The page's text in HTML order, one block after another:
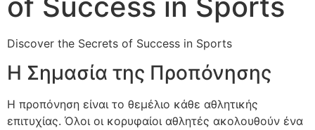
Discover the Secrets of Success in Sports
Η Σημασία της Προπόνησης
Η προπόνηση είναι το θεμέλιο κάθε αθλητικής
επιτυχίας. Όλοι οι κορυφαίοι αθλητές ακολουθούν ένα